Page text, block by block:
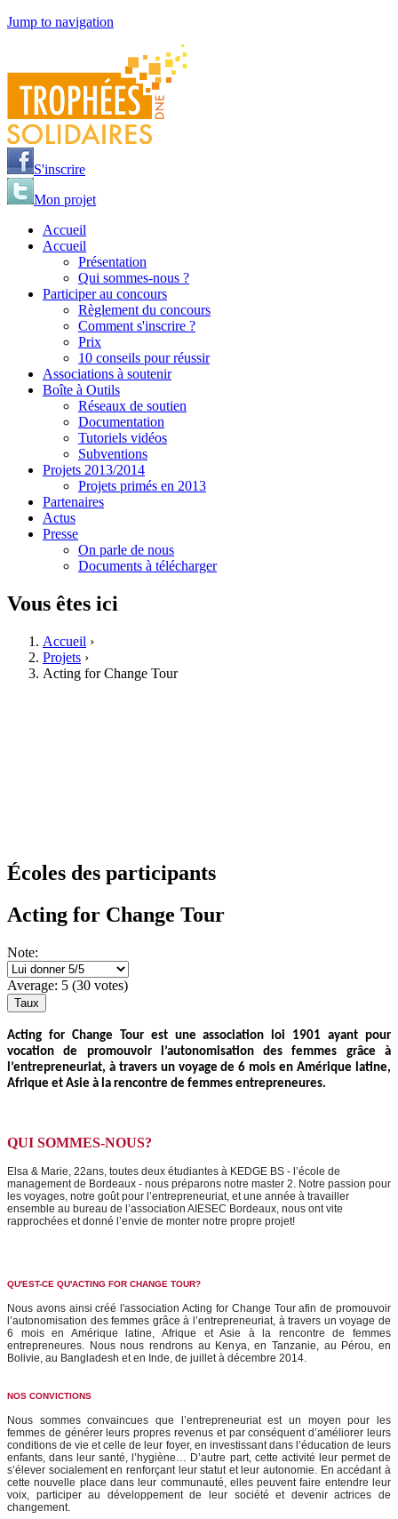
Jump to navigation
S'inscrire
Mon projet
Accueil
Accueil
Présentation
Qui sommes-nous ?
Participer au concours
Règlement du concours
Comment s'inscrire ?
Prix
10 conseils pour réussir
Associations à soutenir
Boîte à Outils
Réseaux de soutien
Documentation
Tutoriels vidéos
Subventions
Projets 2013/2014
Projets primés en 2013
Partenaires
Actus
Presse
On parle de nous
Documents à télécharger
Vous êtes ici
Accueil ›
Projets ›
Acting for Change Tour
Écoles des participants
Acting for Change Tour
Note:
Average: 5 (30 votes)
Acting for Change Tour est une association loi 1901 ayant pour
vocation de promouvoir l’autonomisation des femmes grâce à
l’entrepreneuriat, à travers un voyage de 6 mois en Amérique latine,
Afrique et Asie à la rencontre de femmes entrepreneures.
QUI SOMMES-NOUS?
Elsa & Marie, 22ans, toutes deux étudiantes à KEDGE BS - l’école de
management de Bordeaux - nous préparons notre master 2. Notre passion pour
les voyages, notre goût pour l’entrepreneuriat, et une année à travailler
ensemble au bureau de l’association AIESEC Bordeaux, nous ont vite
rapprochées et donné l’envie de monter notre propre projet!
QU'EST-CE QU'ACTING FOR CHANGE TOUR?
Nous avons ainsi créé l'association Acting for Change Tour afin de promouvoir
l’autonomisation des femmes grâce à l’entrepreneuriat, à travers un voyage de
6 mois en Amérique latine, Afrique et Asie à la rencontre de femmes
entrepreneures. Nous nous rendrons au Kenya, en Tanzanie, au Pérou, en
Bolivie, au Bangladesh et en Inde, de juillet à décembre 2014.
NOS CONVICTIONS
Nous sommes convaincues que l’entrepreneuriat est un moyen pour les
femmes de générer leurs propres revenus et par conséquent d’améliorer leurs
conditions de vie et celle de leur foyer, en investissant dans l’éducation de leurs
enfants, dans leur santé, l’hygiène… D’autre part, cette activité leur permet de
s’élever socialement en renforçant leur statut et leur autonomie. En accédant à
cette nouvelle place dans leur communauté, elles peuvent faire entendre leur
voix, participer au développement de leur société et devenir actrices de
changement.